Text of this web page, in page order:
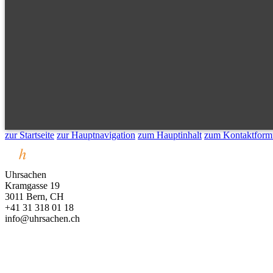
zur Startseite zur Hauptnavigation zum Hauptinhalt zum
Uhrsachen
Kramgasse 19
3011 Bern, CH
+41 31 318 01 18
info@uhrsachen.ch